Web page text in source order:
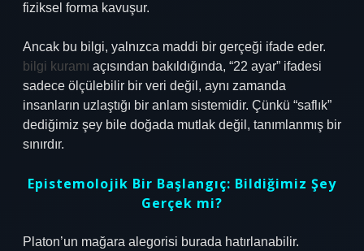
fiziksel forma kavuşur.
Ancak bu bilgi, yalnızca maddi bir gerçeği ifade eder.
bilgi kuramı açısından bakıldığında, “22 ayar” ifadesi
sadece ölçülebilir bir veri değil, aynı zamanda
insanların uzlaştığı bir anlam sistemidir. Çünkü “saflık”
dediğimiz şey bile doğada mutlak değil, tanımlanmış bir
sınırdır.
Epistemolojik Bir Başlangıç: Bildiğimiz Şey
Gerçek mi?
Platon’un mağara alegorisi burada hatırlanabilir.